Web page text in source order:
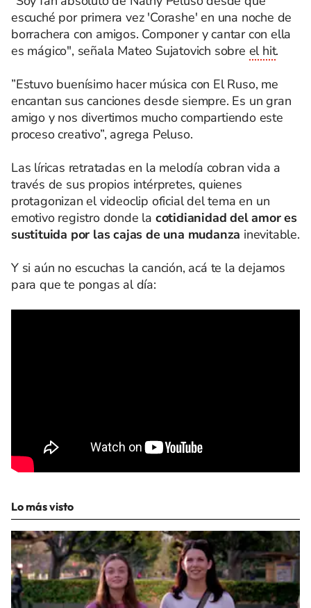
escuché por primera vez 'Corashe' en una noche de
borrachera con amigos. Componer y cantar con ella
es mágico", señala Mateo Sujatovich sobre el hit.
”Estuvo buenísimo hacer música con El Ruso, me
encantan sus canciones desde siempre. Es un gran
amigo y nos divertimos mucho compartiendo este
proceso creativo”, agrega Peluso.
Las líricas retratadas en la melodía cobran vida a
través de sus propios intérpretes, quienes
protagonizan el videoclip oficial del tema en un
emotivo registro donde la cotidianidad del amor es
sustituida por las cajas de una mudanza inevitable.
Y si aún no escuchas la canción, acá te la dejamos
para que te pongas al día:
Lo más visto